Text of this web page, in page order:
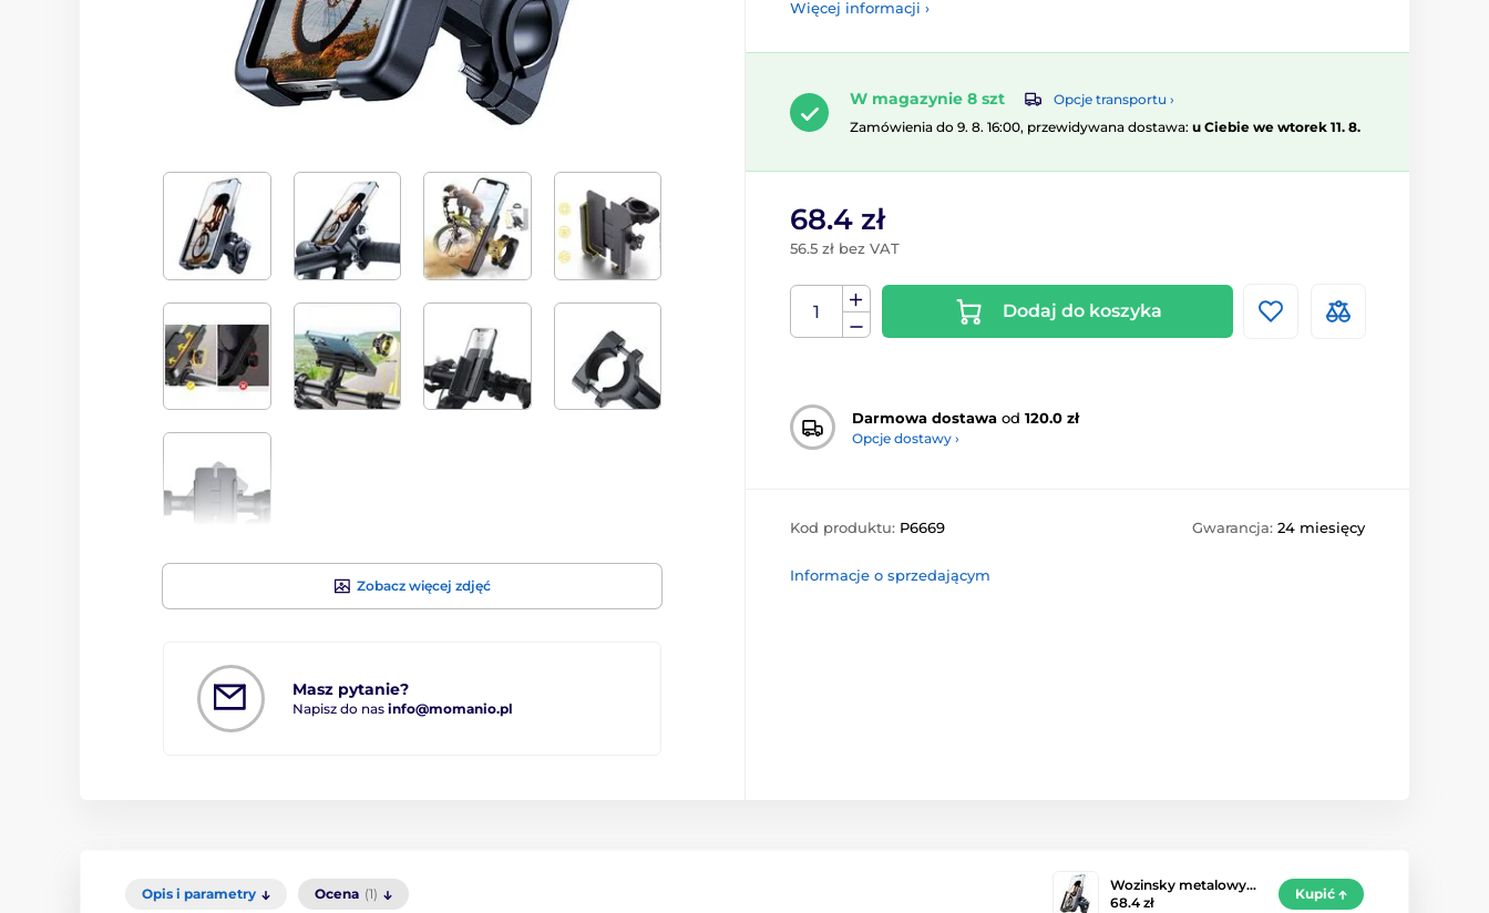
Zobacz więcej zdjęć
Masz pytanie?
Napisz do nas info@momanio.pl
Więcej informacji ›
W magazynie 8 szt
Opcje transportu ›
Zamówienia do 9. 8. 16:00, przewidywana dostawa: u Ciebie we wtorek 11. 8.
68.4 zł
56.5 zł bez VAT
Dodaj do koszyka
Darmowa dostawa od 120.0 zł
Opcje dostawy ›
Kod produktu: P6669 Gwarancja: 24 miesięcy
Informacje o sprzedającym
Opis i parametry Ocena (1)
Wozinsky metalowy…
68.4 zł
Kupić